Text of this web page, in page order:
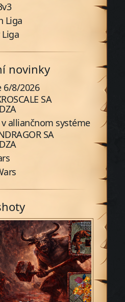
Liga
novinky
6/8/2026
SA
alliančnom systéme
SA